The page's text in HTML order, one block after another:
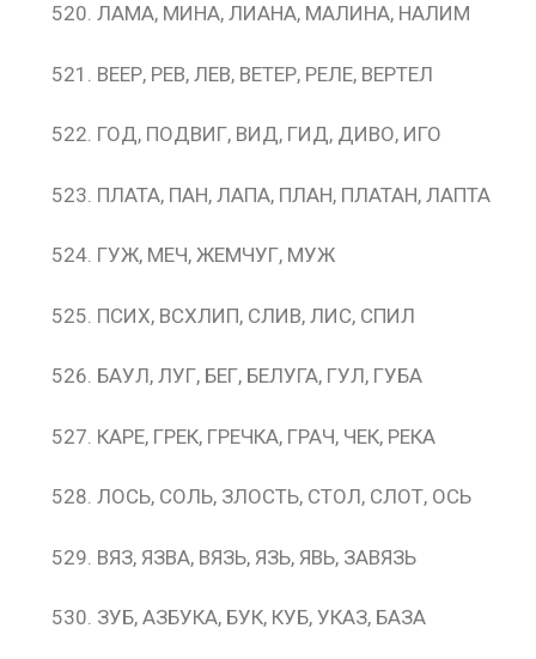
ЛАМА, МИНА, ЛИАНА, МАЛИНА, НАЛИМ
ВЕЕР, РЕВ, ЛЕВ, ВЕТЕР, РЕЛЕ, ВЕРТЕЛ
ГОД, ПОДВИГ, ВИД, ГИД, ДИВО, ИГО
ПЛАТА, ПАН, ЛАПА, ПЛАН, ПЛАТАН, ЛАПТА
ГУЖ, МЕЧ, ЖЕМЧУГ, МУЖ
ПСИХ, ВСХЛИП, СЛИВ, ЛИС, СПИЛ
БАУЛ, ЛУГ, БЕГ, БЕЛУГА, ГУЛ, ГУБА
КАРЕ, ГРЕК, ГРЕЧКА, ГРАЧ, ЧЕК, РЕКА
ЛОСЬ, СОЛЬ, ЗЛОСТЬ, СТОЛ, СЛОТ, ОСЬ
ВЯЗ, ЯЗВА, ВЯЗЬ, ЯЗЬ, ЯВЬ, ЗАВЯЗЬ
ЗУБ, АЗБУКА, БУК, КУБ, УКАЗ, БАЗА